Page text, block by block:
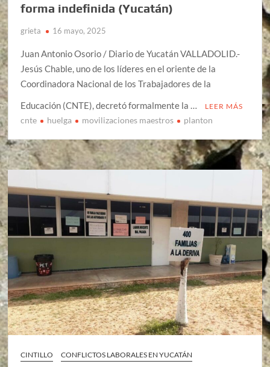
forma indefinida (Yucatán)
grieta 16 mayo, 2025
Juan Antonio Osorio / Diario de Yucatán VALLADOLID.-
Jesús Chable, uno de los líderes en el oriente de la
Coordinadora Nacional de los Trabajadores de la
Educación (CNTE), decretó formalmente la …
LEER MÁS
cnte huelga movilizaciones maestros planton
CINTILLO
CONFLICTOS LABORALES EN YUCATÁN